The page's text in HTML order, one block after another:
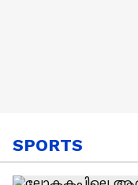
SPORTS